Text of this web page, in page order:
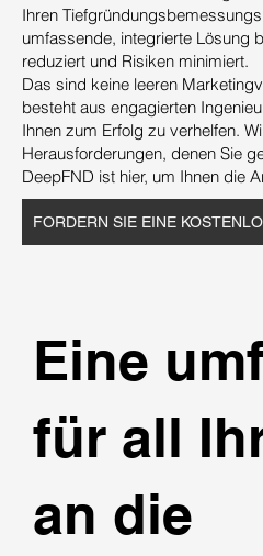
Ihren
umfassende, integrierte Lösung
reduziert und Risiken minimiert.
Das sind keine leeren
besteht aus engagierten
Ihnen zum Erfolg zu verhelfen.
Herausforderungen, denen Sie
DeepFND ist hier, um Ihnen die
FORDERN SIE EINE
Eine
für all
an die